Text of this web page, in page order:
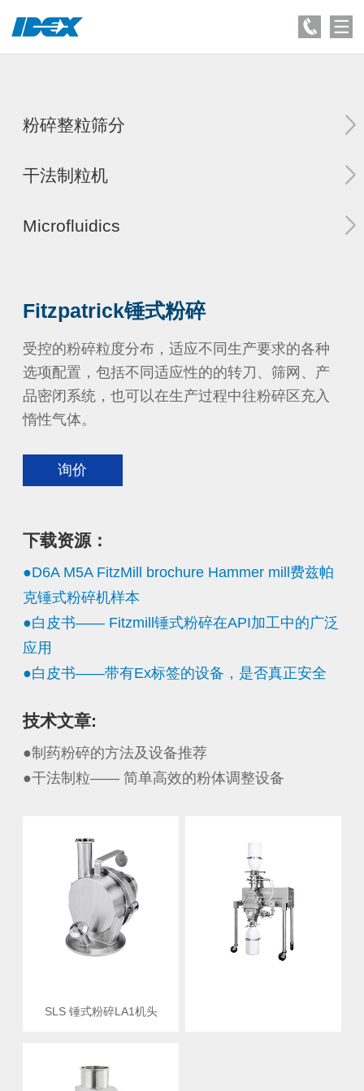
粉碎整粒筛分
干法制粒机
Microfluidics
Fitzpatrick锤式粉碎
受控的粉碎粒度分布，适应不同生产要求的各种
选项配置，包括不同适应性的的转刀、筛网、产
品密闭系统，也可以在生产过程中往粉碎区充入
惰性气体。
询价
下载资源：
●D6A M5A FitzMill brochure Hammer mill费兹帕
克锤式粉碎机样本
●白皮书—— Fitzmill锤式粉碎在API加工中的广泛
应用
●白皮书——带有Ex标签的设备，是否真正安全
技术文章:
●制药粉碎的方法及设备推荐
●干法制粒—— 简单高效的粉体调整设备
SLS 锤式粉碎LA1机头